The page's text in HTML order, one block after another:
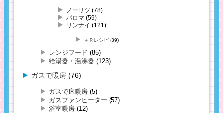
ノーリツ (78)
パロマ (59)
リンナイ (121)
＋Ｒレシピ (39)
レンジフード (85)
給湯器・湯沸器 (123)
ガスで暖房 (76)
ガスで床暖房 (5)
ガスファンヒーター (57)
浴室暖房 (12)